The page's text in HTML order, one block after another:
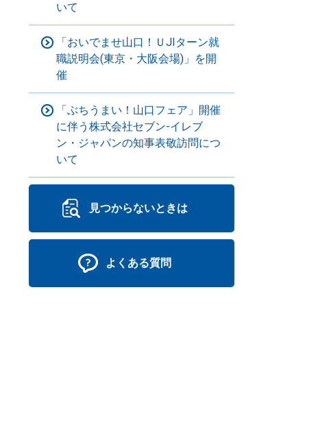
いて
「おいでませ山口！ＵJIターン就
職説明会(東京・大阪会場)」を開
催
「ぶちうまい！山口フェア」開催
に伴う株式会社セブン-イレブ
ン・ジャパンの知事表敬訪問につ
いて
見つからないときは
よくある質問